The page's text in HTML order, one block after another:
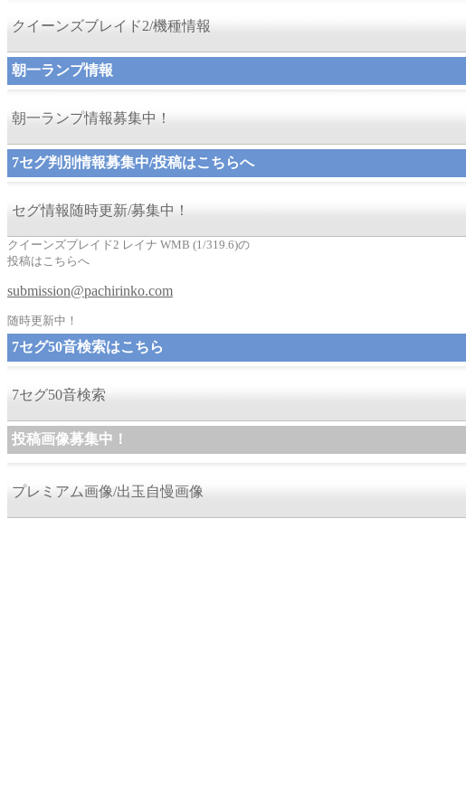
クイーンズブレイド2/機種情報
朝一ランプ情報
朝一ランプ情報募集中！
7セグ判別情報募集中/投稿はこちらへ
セグ情報随時更新/募集中！
クイーンズブレイド2 レイナ WMB (1/319.6)の
投稿はこちらへ
submission@pachirinko.com
随時更新中！
7セグ50音検索はこちら
7セグ50音検索
投稿画像募集中！
プレミアム画像/出玉自慢画像